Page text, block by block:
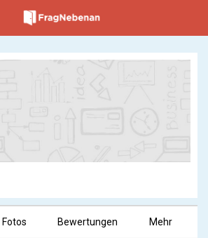
Fotos Bewertungen Mehr